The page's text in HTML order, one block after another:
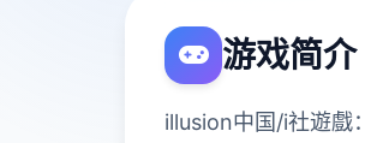
游戏简介
illusion中国/i社遊戲